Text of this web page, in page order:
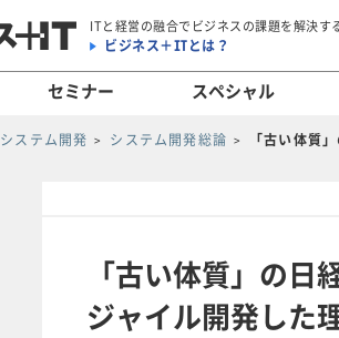
ITと経営の融合でビジネスの課題を解決す
ビジネス＋ITとは？
セミナー スペシャル
システム開発 システム開発総論 「古い体質
「古い体質」の
ジャイル開発した